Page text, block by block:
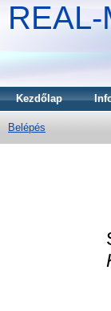
REAL-
Kezdőlap
Belépés